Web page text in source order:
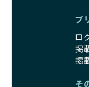
ブ
ロ
掲
掲
そ